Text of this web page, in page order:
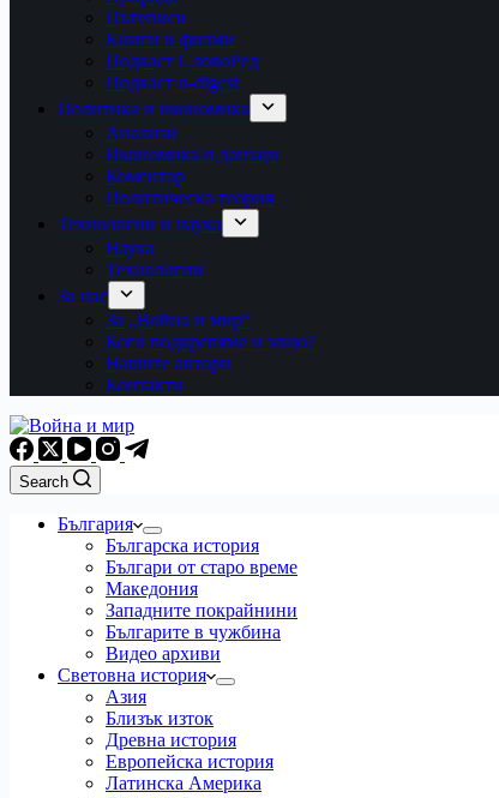
Пътеписи
Книги и филми
Подкаст СловоРед
Подкаст u-digest
Политика и икономика
Анализи
Икономика и данъци
Коментар
Политическа теория
Технологии и наука
Наука
Технологии
За нас
За „Война и мир“
Кого подкрепяме и защо?
Нашите автори
Контакти
Search
България
Българска история
Българи от старо време
Македония
Западните покрайнини
Българите в чужбина
Видео архиви
Световна история
Азия
Близък изток
Древна история
Европейска история
Латинска Америка